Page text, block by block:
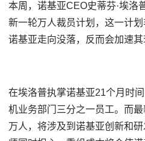
本周，诺基亚CEO史蒂芬·埃洛
新一轮万人裁员计划，这一计
诺基亚走向没落，反而会加速其
在埃洛普执掌诺基亚21个月时
机业务部门三分之一员工。而
万人，将涉及到诺基亚创新和